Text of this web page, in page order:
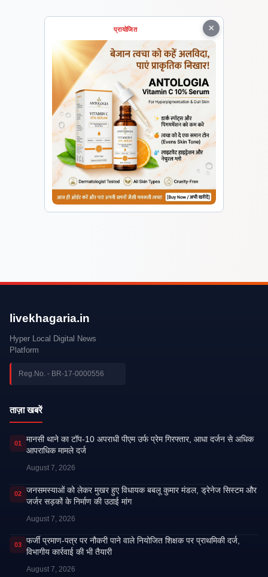
×
प्रायोजित
livekhagaria.in
Hyper Local Digital News
Platform
Reg.No. - BR-17-0000556
ताज़ा खबरें
01
मानसी थाने का टॉप-10 अपराधी पीएम उर्फ प्रेम गिरफ्तार, आधा दर्जन से अधिक
आपराधिक मामले दर्ज
August 7, 2026
02
जनसमस्याओं को लेकर मुखर हुए विधायक बबलू कुमार मंडल, ड्रेनेज सिस्टम और
जर्जर सड़कों के निर्माण की उठाई मांग
August 7, 2026
03
फर्जी प्रमाण-पत्र पर नौकरी पाने वाले नियोजित शिक्षक पर प्राथमिकी दर्ज,
विभागीय कार्रवाई की भी तैयारी
August 7, 2026